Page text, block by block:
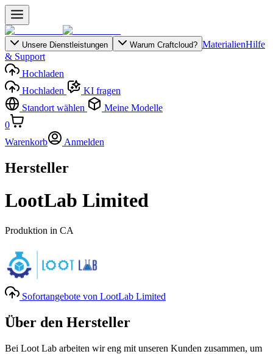
Unsere Dienstleistungen Warum Craftcloud? MaterialienHilfe
& Support
Hochladen
Hochladen
KI fragen
Standort wählen
Meine Modelle
0
Warenkorb
Anmelden
Hersteller
LootLab Limited
Produktion in CA
Sofortangebote von LootLab Limited
Über den Hersteller
Bei Loot Lab arbeiten wir eng mit unseren Kunden zusammen, um